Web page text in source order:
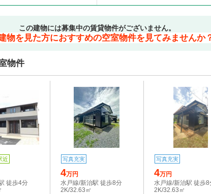
この建物には募集中の賃貸物件がございません。
物を見た方におすすめの空室物件を見てみませんか
物件
近
徒歩4分
写真充実
4万円
水戸線/新治駅 徒歩8分
2K/32.63㎡
写真充実
4万円
水戸線/新治駅 徒歩8
2K/32.63㎡